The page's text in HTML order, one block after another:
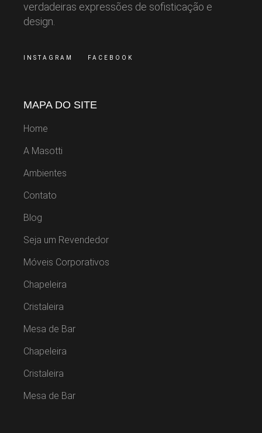
verdadeiras expressões de sofisticação e
design.
INSTAGRAM FACEBOOK
MAPA DO SITE
Home
A Masotti
Ambientes
Contato
Blog
Seja um Revendedor
Móveis Corporativos
Chapeleira
Cristaleira
Mesa de Bar
Chapeleira
Cristaleira
Mesa de Bar